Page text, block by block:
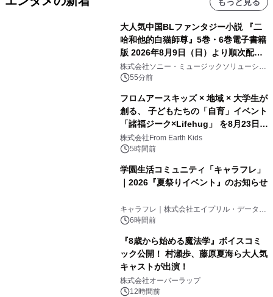
大人気中国BLファンタジー小説 『二
哈和他的白猫師尊』5巻・6巻電子書籍
版 2026年8月9日（日）より順次配信
開始
株式会社ソニー・ミュージックソリューショ
ンズ55分前
フロムアースキッズ × 地域 × 大学生が
創る、 子どもたちの「自育」イベント
「諸福ジーク×Lifehug」 を8月23日
(日)開催
株式会社From Earth Kids
5時間前
学園生活コミュニティ「キャラフレ」
｜2026『夏祭りイベント』のお知らせ
キャラフレ｜株式会社エイプリル・データ・
デザインズ
6時間前
『8歳から始める魔法学』ボイスコミ
ック公開！ 村瀬歩、藤原夏海ら大人気
キャストが出演！
株式会社オーバーラップ
12時間前